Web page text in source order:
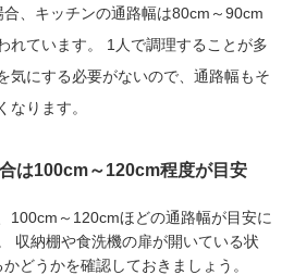
、キッチンの通路幅は80cm～90cm
れています。 1人で調理することが多
気にする必要がないので、通路幅もそ
なります。
は100cm～120cm程度が目安
100cm～120cmほどの通路幅が目安に
収納棚や食洗機の扉が開いている状
どうかを確認しておきましょう。